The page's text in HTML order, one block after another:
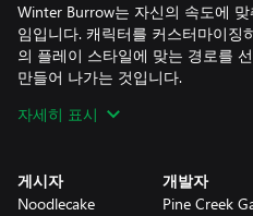
Winter Burrow는 자신의 속도에
임입니다. 캐릭터를 커스터마이징
의 플레이 스타일에 맞는 경로를
만들어 나가는 것입니다.
자세히 표시
게시자
Noodlecake
개발자
Pine Creek